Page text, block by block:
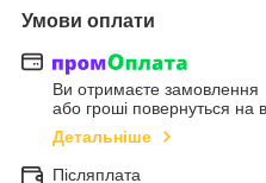
Умови оплати
Ви отримаєте замовлення
або гроші повернуться на
Детальніше
Післяплата